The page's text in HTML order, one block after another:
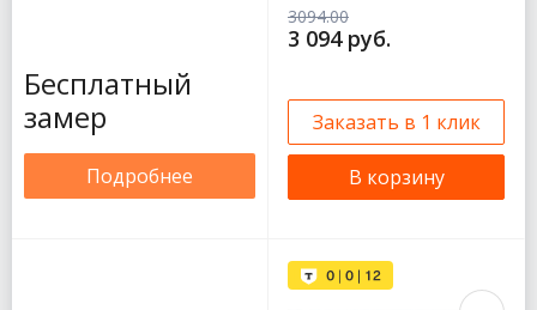
Бесплатный
замер
Подробнее
3094.00
3 094 руб.
Заказать в 1 клик
В корзину